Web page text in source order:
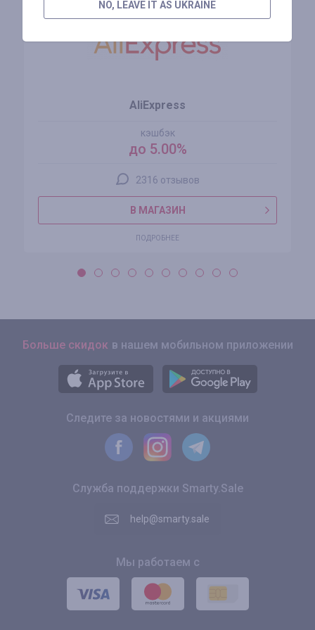
AliExpress
кэшбэк
до 5.00%
2316 отзывов
В МАГАЗИН
ПОДРОБНЕЕ
Больше скидок в нашем мобильном приложении
Следите за новостями и акциями
Служба поддержки Smarty.Sale
help@smarty.sale
Мы работаем с
NO, LEAVE IT AS UKRAINE